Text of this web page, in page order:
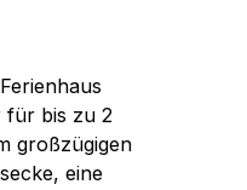
für bis zu 2
großzügigen
eine